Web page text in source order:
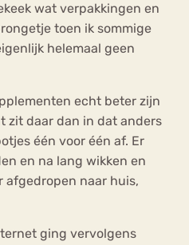
wat verpakkingen en
toen ik sommige
helemaal geen
echt beter zijn
zit daar dan in dat anders
één voor één af. Er
en na lang wikken en
afgedropen naar huis,
ging vervolgens